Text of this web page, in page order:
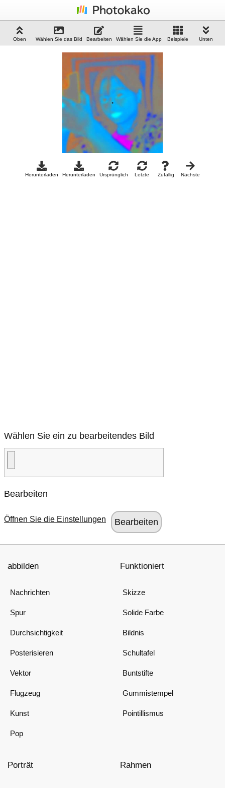
Oben Wählen Sie das Bild Bearbeiten Wählen Sie die App Beispiele Unten
Herunterladen Herunterladen Ursprünglich Letzte Zufällig Nächste
Wählen Sie ein zu bearbeitendes Bild
Bearbeiten
Öffnen Sie die Einstellungen
abbilden
Nachrichten
Spur
Durchsichtigkeit
Posterisieren
Vektor
Flugzeug
Kunst
Pop
Funktioniert
Skizze
Solide Farbe
Bildnis
Schultafel
Buntstifte
Gummistempel
Pointillismus
Porträt Rahmen